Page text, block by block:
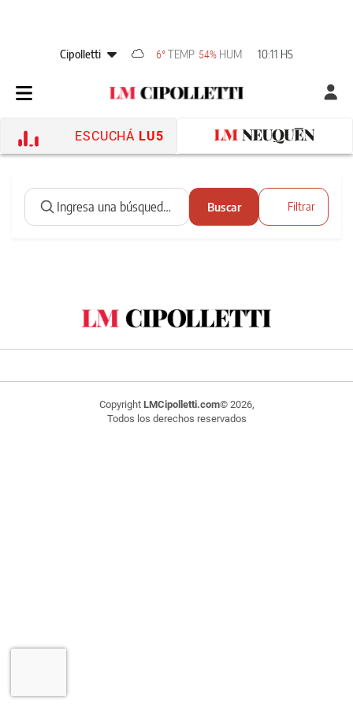
Cipolletti 6°TEMP 54% HUM 10:11 HS
ESCUCHÁ LU5
Buscar Filtrar
Copyright LMCipolletti.com© 2026,
Todos los derechos reservados